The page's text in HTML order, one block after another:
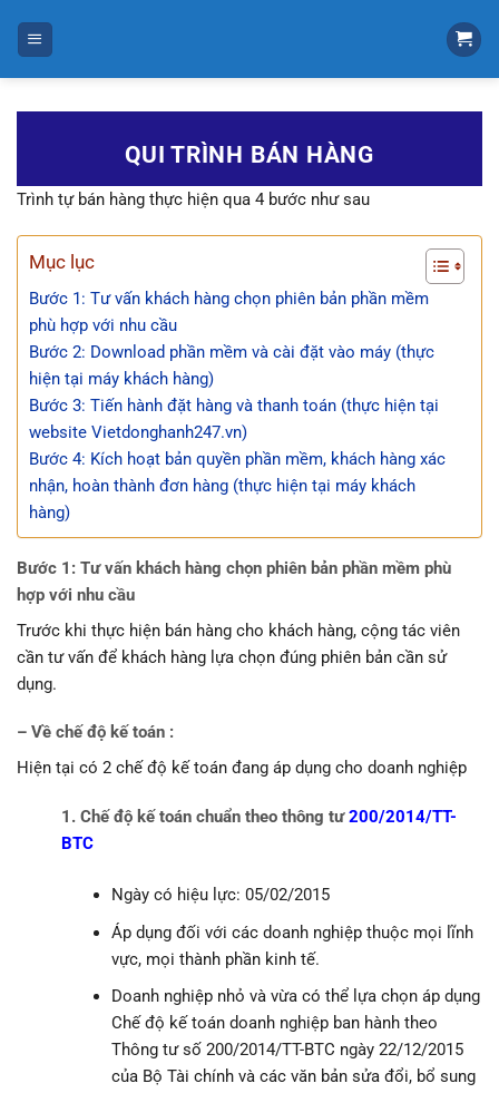
QUI TRÌNH BÁN HÀNG
Trình tự bán hàng thực hiện qua 4 bước như sau
Mục lục
Bước 1: Tư vấn khách hàng chọn phiên bản phần mềm
phù hợp với nhu cầu
Bước 2: Download phần mềm và cài đặt vào máy (thực
hiện tại máy khách hàng)
Bước 3: Tiến hành đặt hàng và thanh toán (thực hiện tại
website Vietdonghanh247.vn)
Bước 4: Kích hoạt bản quyền phần mềm, khách hàng xác
nhận, hoàn thành đơn hàng (thực hiện tại máy khách
hàng)
Bước 1: Tư vấn khách hàng chọn phiên bản phần mềm phù
hợp với nhu cầu
Trước khi thực hiện bán hàng cho khách hàng, cộng tác viên
cần tư vấn để khách hàng lựa chọn đúng phiên bản cần sử
dụng.
– Về chế độ kế toán :
Hiện tại có 2 chế độ kế toán đang áp dụng cho doanh nghiệp
1. Chế độ kế toán chuẩn theo thông tư200/2014/TT-
BTC
Ngày có hiệu lực: 05/02/2015
Áp dụng đối với các doanh nghiệp thuộc mọi lĩnh
vực, mọi thành phần kinh tế.
Doanh nghiệp nhỏ và vừa có thể lựa chọn áp dụng
Chế độ kế toán doanh nghiệp ban hành theo
Thông tư số 200/2014/TT-BTC ngày 22/12/2015
của Bộ Tài chính và các văn bản sửa đổi, bổ sung